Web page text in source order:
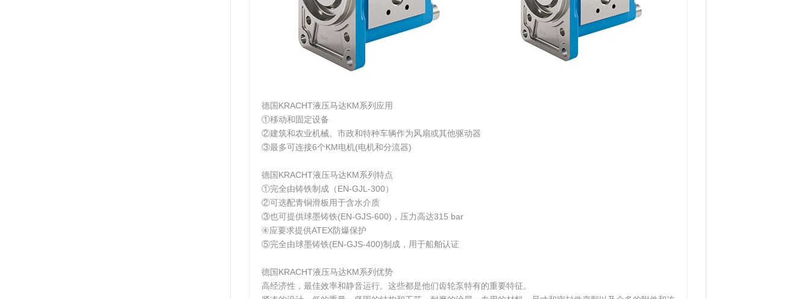
德国KRACHT液压马达KM系列应用
①移动和固定设备
②建筑和农业机械、市政和特种车辆作为风扇或其他驱动器
③最多可连接6个KM电机(电机和分流器)
德国KRACHT液压马达KM系列特点
①完全由铸铁制成（EN-GJL-300）
②可选配青铜滑板用于含水介质
③也可提供球墨铸铁(EN-GJS-600)，压力高达315 bar
④应要求提供ATEX防爆保护
⑤完全由球墨铸铁(EN-GJS-400)制成，用于船舶认证
德国KRACHT液压马达KM系列优势
高经济性，最佳效率和静音运行。这些都是他们齿轮泵特有的重要特征。